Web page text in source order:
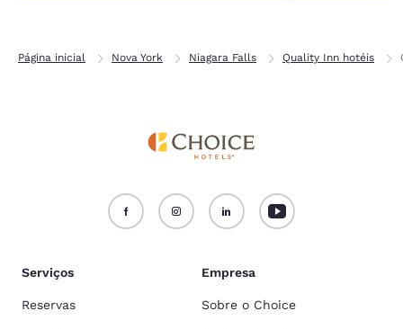
Página inicial Nova York Niagara Falls Quality Inn hotéis
Serviços
Reservas
Empresa
Sobre o Choice